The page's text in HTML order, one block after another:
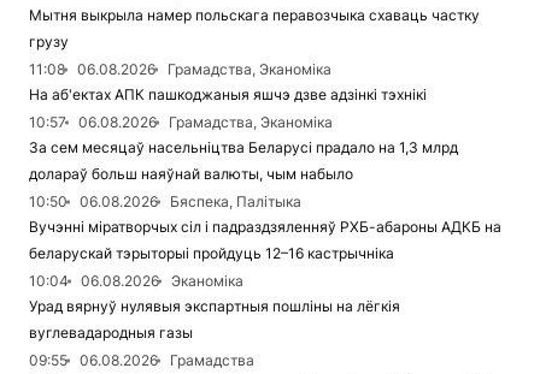
Мытня выкрыла намер польскага перавозчыка схаваць частку
грузу
11:08
06.08.2026
Грамадства, Эканоміка
На аб'ектах АПК пашкоджаныя яшчэ дзве адзінкі тэхнікі
10:57
06.08.2026
Грамадства, Эканоміка
За сем месяцаў насельніцтва Беларусі прадало на 1,3 млрд
долараў больш наяўнай валюты, чым набыло
10:50
06.08.2026
Бяспека, Палітыка
Вучэнні міратворчых сіл і падраздзяленняў РХБ-абароны АДКБ на
беларускай тэрыторыі пройдуць 12–16 кастрычніка
10:04
06.08.2026
Эканоміка
Урад вярнуў нулявыя экспартныя пошліны на лёгкія
вуглевадародныя газы
09:55
06.08.2026
Грамадства